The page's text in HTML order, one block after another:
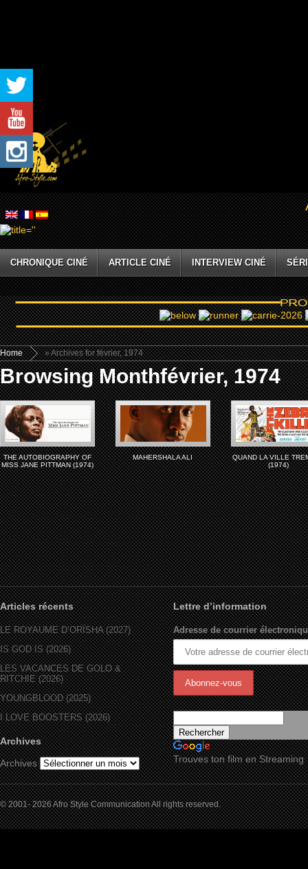
CHRONIQUE CINÉ ARTICLE CINÉ INTERVIEW CINÉ
Home » Archives for février, 1974
Browsing Monthfévrier, 1974
THE AUTOBIOGRAPHY OF
MISS JANE PITTMAN (1974)
MAHERSHALA ALI
QUAND LA VILLE
(1974)
Articles récents
LE ROYAUME D’ORÏSHA (2027)
IS GOD IS (2026)
LES VACANCES DE GOLO &
RITCHIE (2026)
YOUNGBLOOD (2025)
I LOVE BOOSTERS (2026)
Archives
Archives
Lettre d’information
Adresse de courrier
Trouves ton film en Streaming
© 2001- 2026 Afro Style Communication All rights reserved.